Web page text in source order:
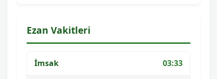
Ezan Vakitleri
İmsak 03:33